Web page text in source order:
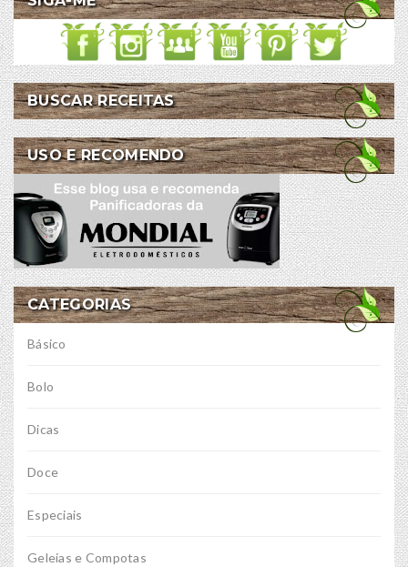
BUSCAR RECEITAS
USO E RECOMENDO
CATEGORIAS
Básico
Bolo
Dicas
Doce
Especiais
Geleias e Compotas